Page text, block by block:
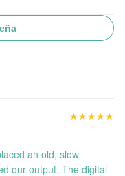
★★★★★
★★★★★
an old, slow
our output. The digital